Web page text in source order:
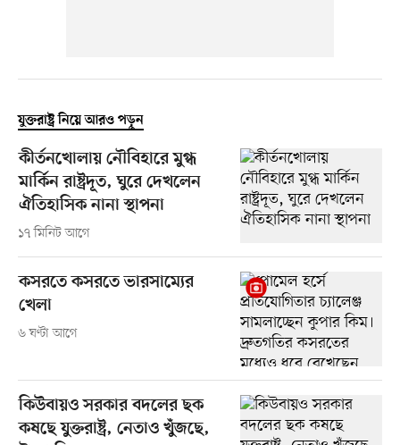
যুক্তরাষ্ট্র নিয়ে আরও পড়ুন
কীর্তনখোলায় নৌবিহারে মুগ্ধ
মার্কিন রাষ্ট্রদূত, ঘুরে দেখলেন
ঐতিহাসিক নানা স্থাপনা
১৭ মিনিট আগে
কসরতে কসরতে ভারসাম্যের
খেলা
৬ ঘণ্টা আগে
কিউবায়ও সরকার বদলের ছক
কষছে যুক্তরাষ্ট্র, নেতাও খুঁজছে,